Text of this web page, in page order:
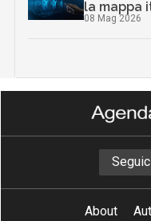
la mappa
08 Mag 2026
About